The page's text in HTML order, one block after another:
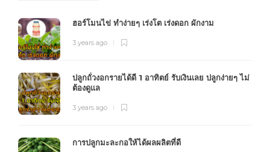
ฮอร์โมนไข่ ทำง่ายๆ เร่งโต เร่งดอก ผักงาม
3 years ago
ปลูกถั่วงอกรายได้ดี 1 อาทิตย์ รับเงินเลย ปลูกง่ายๆ ไม่
ต้องดูแล
3 years ago
การปลูกมะละกอให้ได้ผลผลิตที่ดี